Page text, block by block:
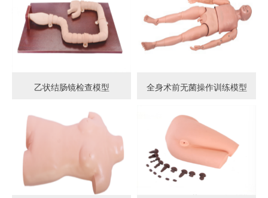
乙状结肠镜检查模型 全身术前无菌操作训练模型